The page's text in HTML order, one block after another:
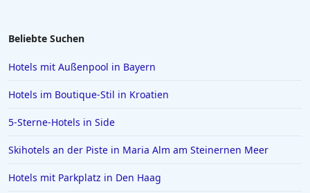
Beliebte Suchen
Hotels mit Außenpool in Bayern
Hotels im Boutique-Stil in Kroatien
5-Sterne-Hotels in Side
Skihotels an der Piste in Maria Alm am Steinernen Meer
Hotels mit Parkplatz in Den Haag